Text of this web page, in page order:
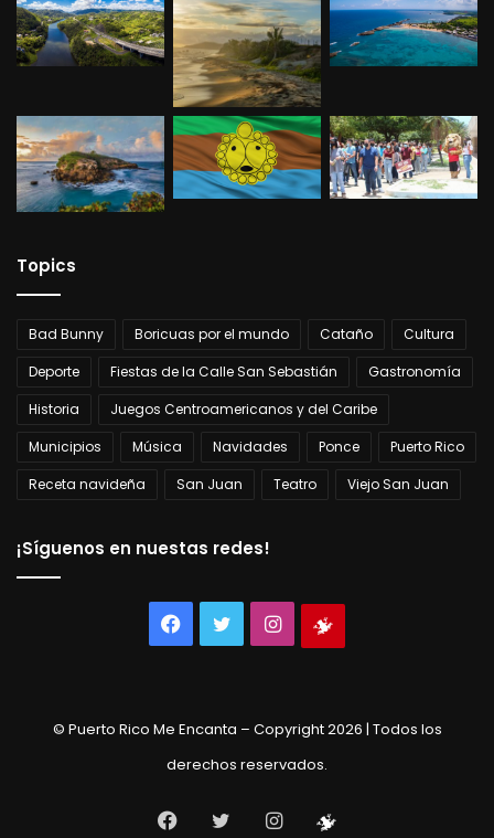
Topics
Bad Bunny Boricuas por el mundo Cataño
Cultura
Deporte
Fiestas de la Calle San Sebastián
Gastronomía
Historia
Juegos Centroamericanos y del Caribe
Municipios
Música Navidades Ponce
Puerto Rico
Receta navideña
San Juan Teatro Viejo San Juan
¡Síguenos en nuestas redes!
Facebook
TwitterInstagram
© Puerto Rico Me Encanta – Copyright 2026 | Todos los
derechos reservados.
Facebook
TwitterInstagram